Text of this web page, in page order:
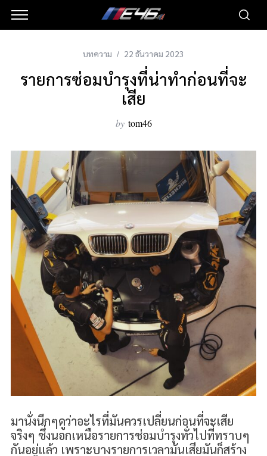
บทความ 22 ธันวาคม 2023
รายการซ่อมบำรุงที่น่าทำก่อนที่จะ
เสีย
by tom46
มานั่งนึกๆดูว่าอะไรที่มันควรเปลี่ยนก่อนที่จะเสีย
จริงๆ ซึ่งนอกเหนือรายการซ่อมบำรุงทั่วไปที่ทราบๆ
กันอยู่แล้ว เพราะบางรายการเวลามันเสียมันก็สร้าง